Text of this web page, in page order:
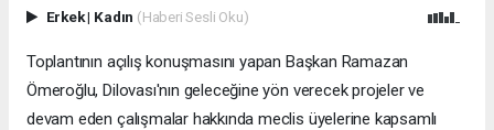
Erkek| Kadın (Haberi Sesli Oku)
Toplantının açılış konuşmasını yapan Başkan Ramazan
Ömeroğlu, Dilovası'nın geleceğine yön verecek projeler ve
devam eden çalışmalar hakkında meclis üyelerine kapsamlı